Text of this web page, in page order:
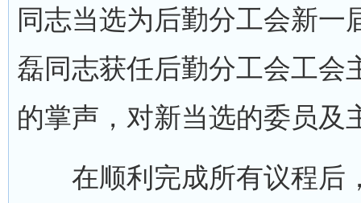
同志当选为后勤分工会新
磊同志获任后勤分工会工会
的掌声，对新当选的委员及
在顺利完成所有议程后